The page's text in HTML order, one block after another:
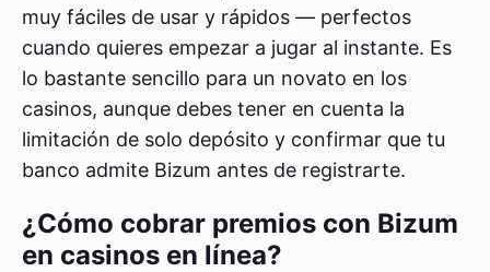
muy fáciles de usar y rápidos — perfectos
cuando quieres empezar a jugar al instante. Es
lo bastante sencillo para un novato en los
casinos, aunque debes tener en cuenta la
limitación de solo depósito y confirmar que tu
banco admite Bizum antes de registrarte.
¿Cómo cobrar premios con Bizum
en casinos en línea?